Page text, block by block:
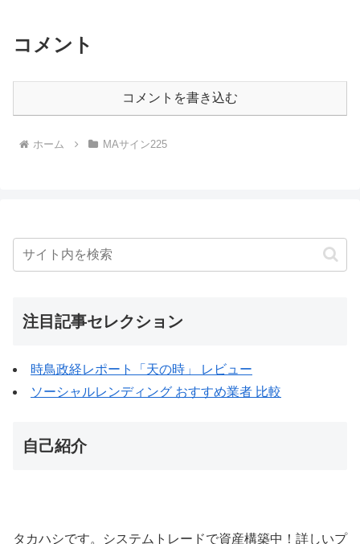
コメント
コメントを書き込む
ホーム MAサイン225
注目記事セレクション
時鳥政経レポート「天の時」 レビュー
ソーシャルレンディング おすすめ業者 比較
自己紹介
タカハシです。システムトレードで資産構築中！詳しいプ